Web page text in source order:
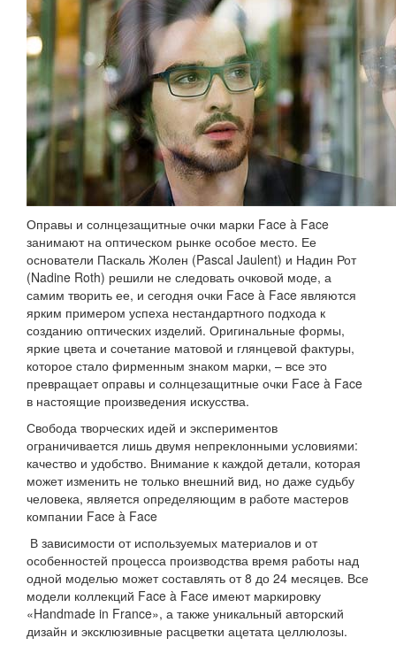
Оправы и солнцезащитные очки марки Face à Face
занимают на оптическом рынке особое место. Ее
основатели Паскаль Жолен (Pascal Jaulent) и Надин Рот
(Nadine Roth) решили не следовать очковой моде, а
самим творить ее, и сегодня очки Face à Face являются
ярким примером успеха нестандартного подхода к
созданию оптических изделий. Оригинальные формы,
яркие цвета и сочетание матовой и глянцевой фактуры,
которое стало фирменным знаком марки, – все это
превращает оправы и солнцезащитные очки Face à Face
в настоящие произведения искусства.
Свобода творческих идей и экспериментов
ограничивается лишь двумя непреклонными условиями:
качество и удобство. Внимание к каждой детали, которая
может изменить не только внешний вид, но даже судьбу
человека, является определяющим в работе мастеров
компании Face à Face
В зависимости от используемых материалов и от
особенностей процесса производства время работы над
одной моделью может составлять от 8 до 24 месяцев. Все
модели коллекций Face à Face имеют маркировку
«Handmade in France», а также уникальный авторский
дизайн и эксклюзивные расцветки ацетата целлюлозы.